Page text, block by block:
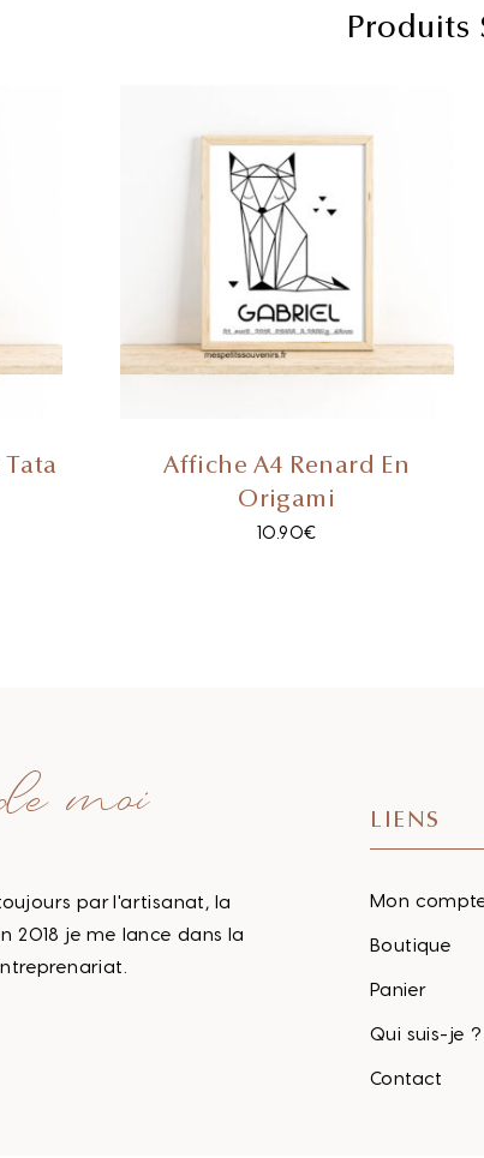
Produits
Affiche A4 Renard En
Origami
10.90€
moi
par l'artisanat, la
2018 je me lance dans la
LIENS
Mon
Boutique
Panier
Qui suis-je ?
Contact